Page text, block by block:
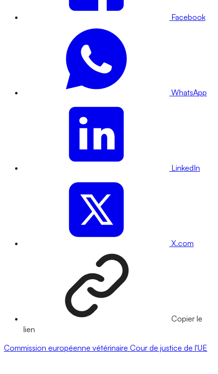
Facebook
WhatsApp
LinkedIn
X.com
Copier le
lien
Commission européenne vétérinaire Cour de justice de l'UE